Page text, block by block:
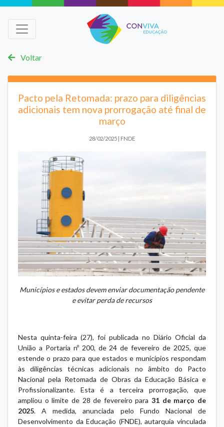
Voltar
Pacto pela Retomada: prazo para diligências
adicionais tem nova prorrogação até final de
março
28/02/2025 | FNDE
Municípios e estados devem enviar documentação pendente
e evitar perda de recursos
Nesta quinta-feira (27), foi publicada no Diário Oficial da
União a Portaria nº 200, de 24 de fevereiro de 2025, que
estende o prazo para que estados e municípios respondam
às diligências técnicas adicionais no âmbito do Pacto
Nacional pela Retomada de Obras da Educação Básica e
Profissionalizante. Esta é a terceira prorrogação, que
ampliou o limite de 28 de fevereiro para31 de março de
2025. A medida, anunciada pelo Fundo Nacional de
Desenvolvimento da Educação (FNDE), autarquia vinculada